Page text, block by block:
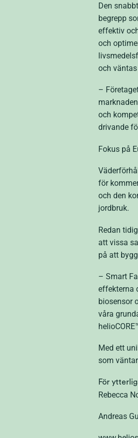
Den
begrepp
effektiv
och
och
–
och
drivande
Fokus på
för
och den
jordbruk.
Redan
att vissa
på att
– Smart
effekterna
biosensor
våra
Med ett
som
För
Rebecca
Andreas